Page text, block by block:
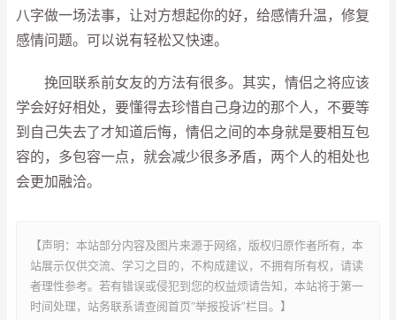
八字做一场法事，让对方想起你的好，给感情升温，修复
感情问题。可以说有轻松又快速。
挽回联系前女友的方法有很多。其实，情侣之将应该
学会好好相处，要懂得去珍惜自己身边的那个人，不要等
到自己失去了才知道后悔，情侣之间的本身就是要相互包
容的，多包容一点，就会减少很多矛盾，两个人的相处也
会更加融洽。
【声明：本站部分内容及图片来源于网络，版权归原作者所有，本
站展示仅供交流、学习之目的，不构成建议，不拥有所有权，请读
者理性参考。若有错误或侵犯到您的权益烦请告知，本站将于第一
时间处理，站务联系请查阅首页“举报投诉”栏目。】